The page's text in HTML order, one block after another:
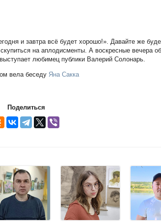
и завтра всё будет хорошо!». Давайте же
на аплодисменты. А воскресные вечера
любимец публики Валерий Солонарь.
вела беседу Яна Сакка
Поделиться